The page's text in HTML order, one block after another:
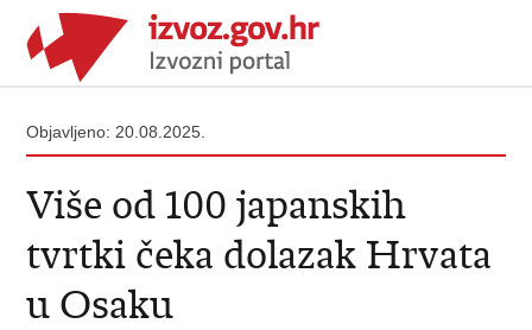
Objavljeno: 20.08.2025.
Više od 100 japanskih
tvrtki čeka dolazak Hrvata
u Osaku